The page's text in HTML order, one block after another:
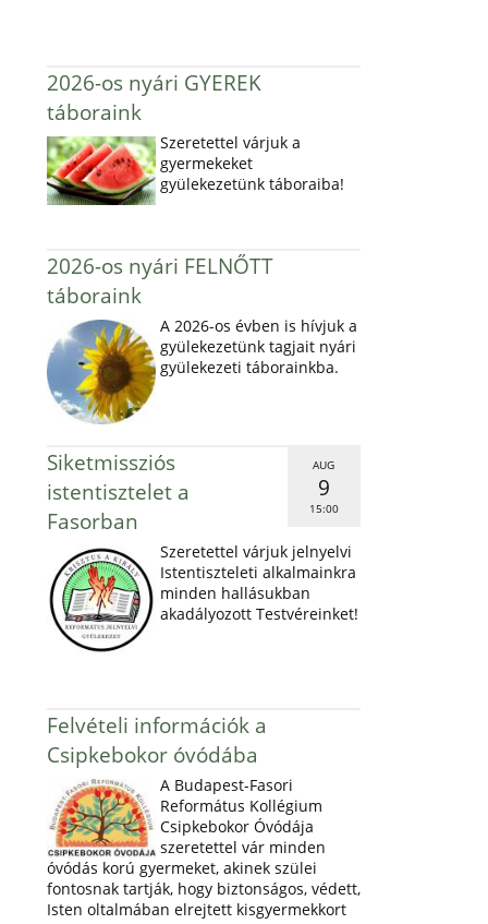
2026-os nyári GYEREK
táboraink
Szeretettel várjuk a
gyermekeket
gyülekezetünk táboraiba!
2026-os nyári FELNŐTT
táboraink
A 2026-os évben is hívjuk a
gyülekezetünk tagjait nyári
gyülekezeti táborainkba.
AUG
9
15:00
Siketmissziós
istentisztelet a
Fasorban
Szeretettel várjuk jelnyelvi
Istentiszteleti alkalmainkra
minden hallásukban
akadályozott Testvéreinket!
Felvételi információk a
Csipkebokor óvódába
A Budapest-Fasori
Református Kollégium
Csipkebokor Óvódája
szeretettel vár minden
óvódás korú gyermeket, akinek szülei
fontosnak tartják, hogy biztonságos, védett,
Isten oltalmában elrejtett kisgyermekkort